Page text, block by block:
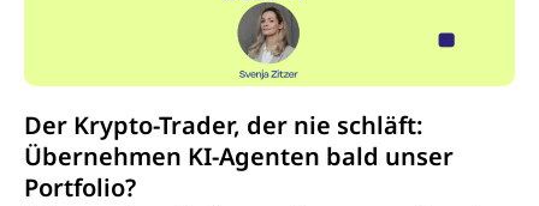
Der Krypto-Trader, der nie schläft:
Übernehmen KI-Agenten bald unser
Portfolio?